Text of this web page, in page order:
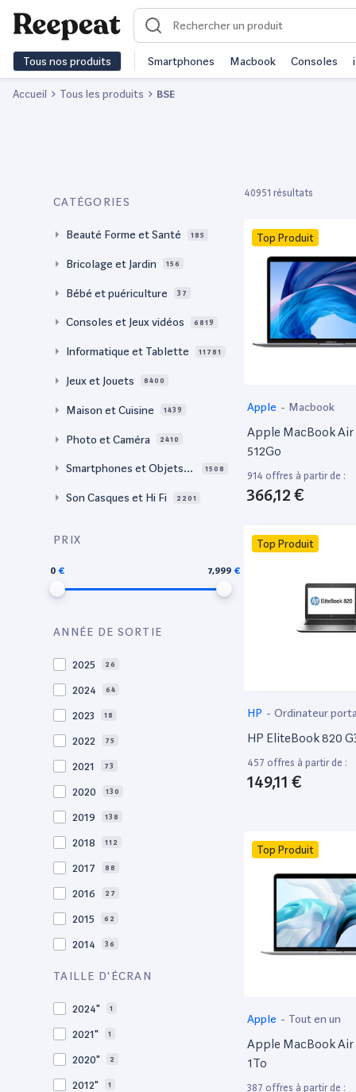
Tous nos produits Smartphones Macbook Consoles
Accueil Tous les produits BSE
CATÉGORIES
Beauté Forme et Santé 185
Bricolage et Jardin 156
Bébé et puériculture 37
Consoles et Jeux vidéos 6819
Informatique et Tablette 11781
Jeux et Jouets 8400
Maison et Cuisine 1439
Photo et Caméra 2410
Smartphones et Objets c
1508
Son Casques et Hi Fi 2201
PRIX
0 7,999
ANNÉE DE SORTIE
2025 26
2024 64
2023 18
2022 75
2021 73
2020 130
2019 138
2018 112
2017 88
2016 27
2015 62
2014 36
2013
TAILLE D'ÉCRAN
2024" 1
2021" 1
2020" 2
2012" 1
40951 résultats
Top Produit
Apple - Macbook
Apple MacBook Air
512Go
914 offres à partir de :
366,12 €
Top Produit
HP - Ordinateur
HP EliteBook 820
457 offres à partir de :
149,11 €
Top Produit
Apple - Tout en un
Apple MacBook Air
1To
387 offres à partir de :